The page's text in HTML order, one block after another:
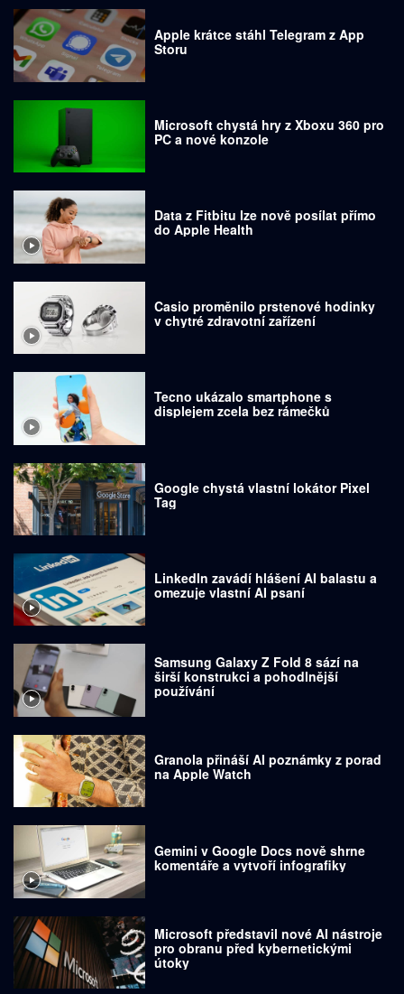
Apple krátce stáhl Telegram z App
Storu
Microsoft chystá hry z Xboxu 360 pro
PC a nové konzole
Data z Fitbitu lze nově posílat přímo
do Apple Health
Casio proměnilo prstenové hodinky
v chytré zdravotní zařízení
Tecno ukázalo smartphone s
displejem zcela bez rámečků
Google chystá vlastní lokátor Pixel
Tag
LinkedIn zavádí hlášení AI balastu a
omezuje vlastní AI psaní
Samsung Galaxy Z Fold 8 sází na
širší konstrukci a pohodlnější
používání
Granola přináší AI poznámky z porad
na Apple Watch
Gemini v Google Docs nově shrne
komentáře a vytvoří infografiky
Microsoft představil nové AI nástroje
pro obranu před kybernetickými
útoky